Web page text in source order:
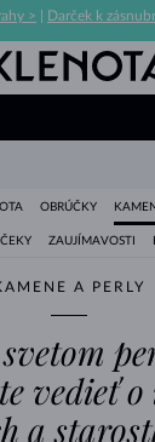
> Darček k
OBRÚČKY
ZAUJÍMAVOSTI
A PERLY
vedieť o
a